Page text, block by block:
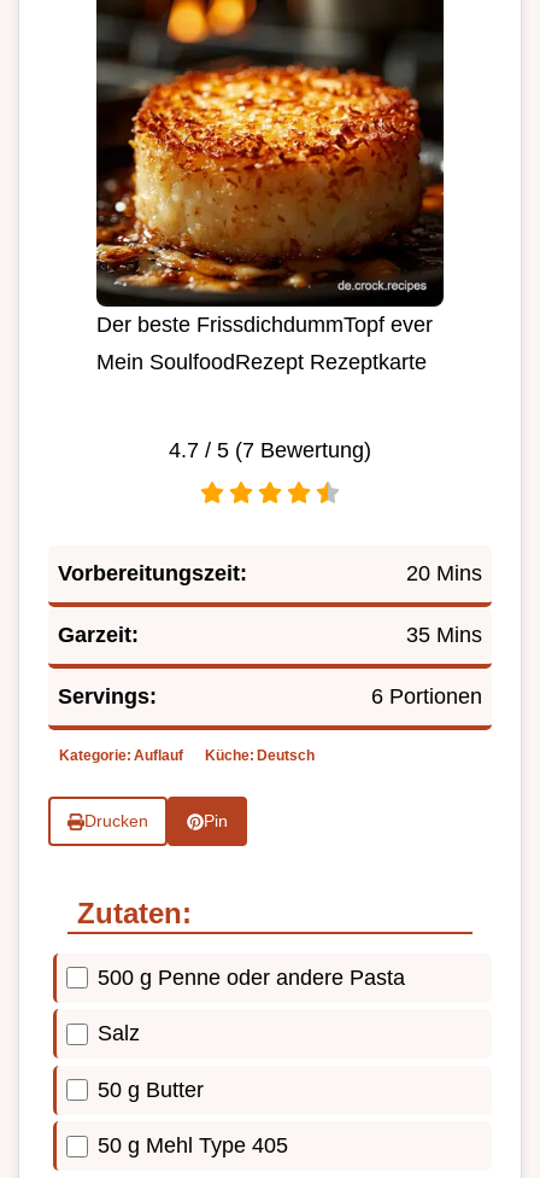
Der beste FrissdichdummTopf ever
Mein SoulfoodRezept Rezeptkarte
4.7 / 5 (7 Bewertung)
Vorbereitungszeit: 20 Mins
Garzeit: 35 Mins
Servings: 6 Portionen
Kategorie: Auflauf Küche: Deutsch
Drucken Pin
Zutaten:
500 g Penne oder andere Pasta
Salz
50 g Butter
50 g Mehl Type 405